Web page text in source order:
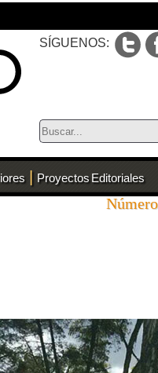
SÍGUENOS:
| Proyectos Editoriales